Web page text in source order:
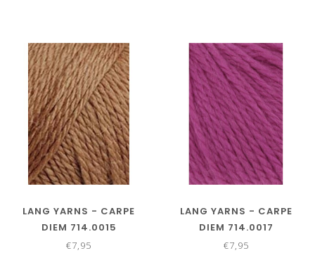
LANG YARNS - CARPE
DIEM 714.0015
€7,95
LANG YARNS - CARPE
DIEM 714.0017
€7,95